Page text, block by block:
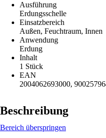
Ausführung
Erdungsschelle
Einsatzbereich
Außen, Feuchtraum, Innen
Anwendung
Erdung
Inhalt
1 Stück
EAN
2004062693000,
Beschreibung
Bereich überspringen